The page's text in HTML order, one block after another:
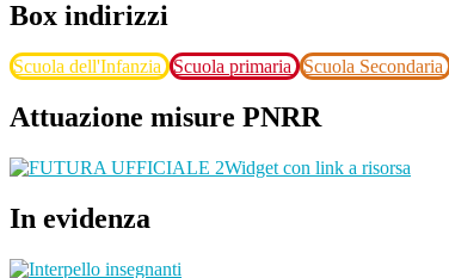
Box indirizzi
Scuola dell'Infanzia Scuola primaria Scuola Secondaria
Attuazione misure PNRR
Widget con link a risorsa
In evidenza